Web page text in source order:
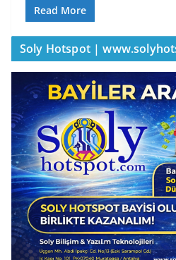
Read More
Soly Hotspot |